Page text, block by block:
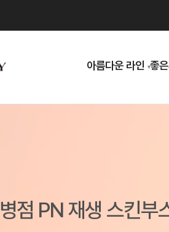
아름다운 라인 좋
병점 PN 재생 스킨부